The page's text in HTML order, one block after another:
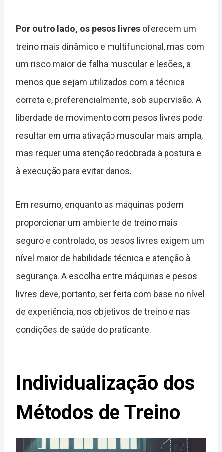
Por outro lado, os pesos livres oferecem um
treino mais dinâmico e multifuncional, mas com
um risco maior de falha muscular e lesões, a
menos que sejam utilizados com a técnica
correta e, preferencialmente, sob supervisão. A
liberdade de movimento com pesos livres pode
resultar em uma ativação muscular mais ampla,
mas requer uma atenção redobrada à postura e
à execução para evitar danos.
Em resumo, enquanto as máquinas podem
proporcionar um ambiente de treino mais
seguro e controlado, os pesos livres exigem um
nível maior de habilidade técnica e atenção à
segurança. A escolha entre máquinas e pesos
livres deve, portanto, ser feita com base no nível
de experiência, nos objetivos de treino e nas
condições de saúde do praticante.
Individualização dos
Métodos de Treino